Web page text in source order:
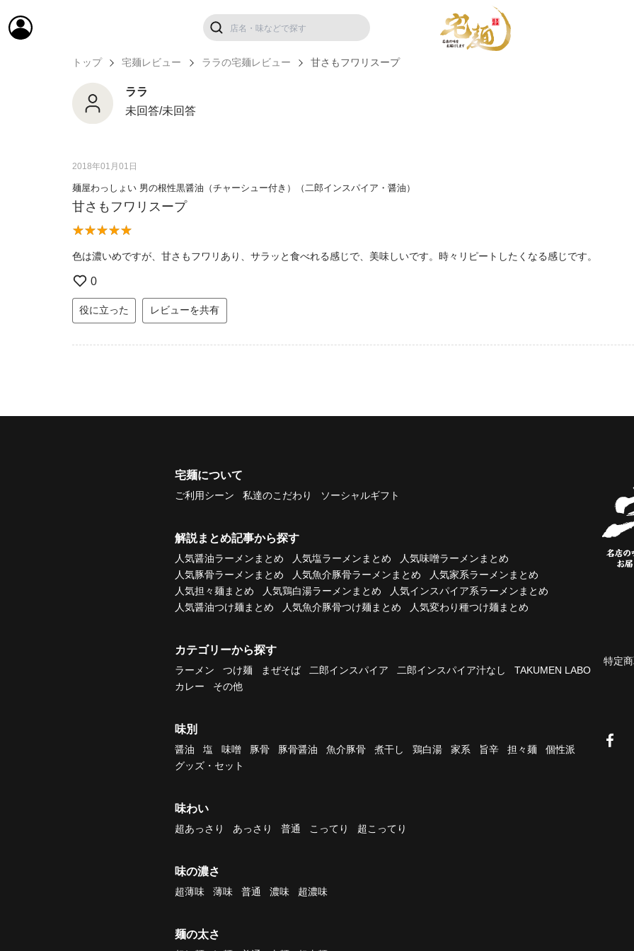
トップ 宅麺レビュー ララの宅麺レビュー 甘さもフワリスープ
ララ
未回答/未回答
2018年01月01日
麺屋わっしょい 男の根性黒醤油（チャーシュー付き）（二郎インスパイア・醤油）
甘さもフワリスープ
色は濃いめですが、甘さもフワリあり、サラッと食べれる感じで、美味しいです。時々リピートしたくなる感じです。
0
役に立った レビューを共有
宅麺について
ご利用シーン 私達のこだわり ソーシャルギフト
解説まとめ記事から探す
人気醤油ラーメンまとめ 人気塩ラーメンまとめ
人気味噌ラーメンまとめ
人気豚骨ラーメンまとめ
人気魚介豚骨ラーメンまとめ
人気家系ラーメンまとめ
人気担々麺まとめ
人気鶏白湯ラーメンまとめ
人気インスパイア系ラーメンまとめ
人気醤油つけ麺まとめ
人気魚介豚骨つけ麺まとめ 人気変わり種つけ麺まとめ
カテゴリーから探す
ラーメン つけ麺 まぜそば 二郎インスパイア 二郎インスパイア汁なし
TAKUMEN LABO
カレー
その他
味別
醤油 塩 味噌 豚骨 豚骨醤油 魚介豚骨 煮干し 鶏白湯 家系 旨辛 担々麺
個性派
グッズ・セット
味わい
超あっさり あっさり 普通 こってり 超こってり
味の濃さ
超薄味 薄味 普通 濃味 超濃味
麺の太さ
特定